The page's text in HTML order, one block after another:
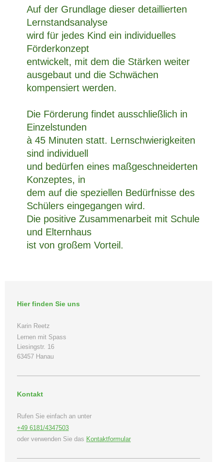
Auf der Grundlage dieser detaillierten
Lernstandsanalyse
wird für jedes Kind ein individuelles
Förderkonzept
entwickelt, mit dem die Stärken weiter
ausgebaut und die Schwächen
kompensiert werden.
Die Förderung findet ausschließlich in
Einzelstunden
à 45 Minuten statt. Lernschwierigkeiten
sind individuell
und bedürfen eines maßgeschneiderten
Konzeptes, in
dem auf die speziellen Bedürfnisse des
Schülers eingegangen wird.
Die positive Zusammenarbeit mit Schule
und Elternhaus
ist von großem Vorteil.
Hier finden Sie uns
Karin Reetz
Lernen mit Spass
Liesingstr. 16
63457 Hanau
Kontakt
Rufen Sie einfach an unter
+49 6181/4347503
oder verwenden Sie das Kontaktformular